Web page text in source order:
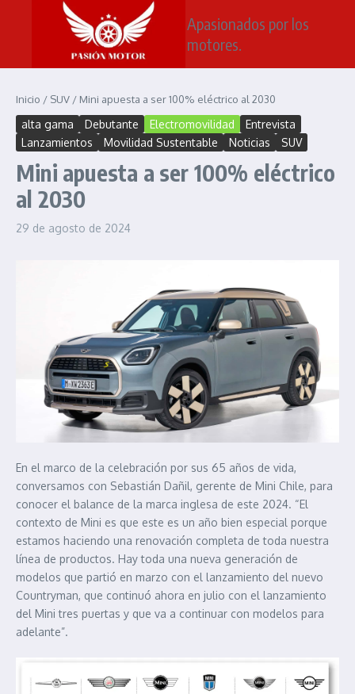
Saltar al contenido
Apasionados por los
motores.
Inicio / SUV / Mini apuesta a ser 100% eléctrico al 2030
alta gama Debutante Electromovilidad
Entrevista
Lanzamientos
Movilidad Sustentable Noticias SUV
Mini apuesta a ser 100% eléctrico
al 2030
29 de agosto de 2024
En el marco de la celebración por sus 65 años de vida,
conversamos con Sebastián Dañil, gerente de Mini Chile, para
conocer el balance de la marca inglesa de este 2024. “El
contexto de Mini es que este es un año bien especial porque
estamos haciendo una renovación completa de toda nuestra
línea de productos. Hay toda una nueva generación de
modelos que partió en marzo con el lanzamiento del nuevo
Countryman, que continuó ahora en julio con el lanzamiento
del Mini tres puertas y que va a continuar con modelos para
adelante”.